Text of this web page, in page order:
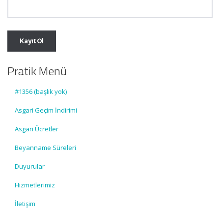
Pratik Menü
#1356 (başlık yok)
Asgari Geçim İndirimi
Asgari Ücretler
Beyanname Süreleri
Duyurular
Hizmetlerimiz
İletişim